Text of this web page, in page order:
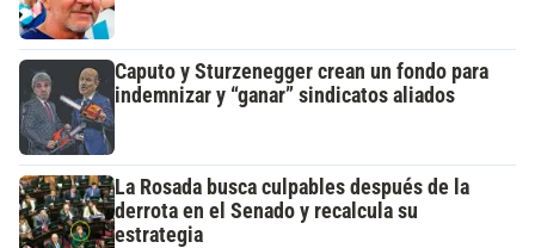
Caputo y Sturzenegger crean un fondo para
indemnizar y “ganar” sindicatos aliados
La Rosada busca culpables después de la
derrota en el Senado y recalcula su
estrategia